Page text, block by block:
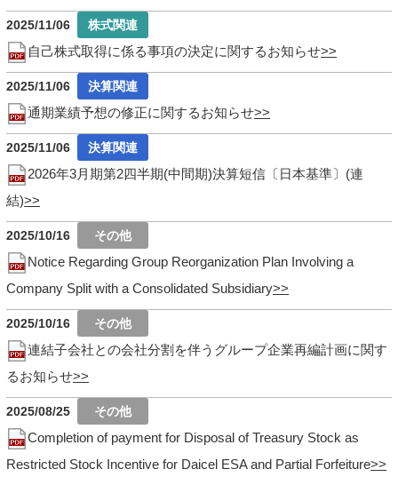
2025/11/06
自己株式取得に係る事項の決定に関するお知らせ
2025/11/06
通期業績予想の修正に関するお知らせ
2025/11/06
2026年3月期第2四半期(中間期)決算短信〔日本基準〕(連
結)
2025/10/16
Notice Regarding Group Reorganization Plan Involving a
Company Split with a Consolidated Subsidiary
2025/10/16
連結子会社との会社分割を伴うグループ企業再編計画に関す
るお知らせ
2025/08/25
Completion of payment for Disposal of Treasury Stock as
Restricted Stock Incentive for Daicel ESA and Partial Forfeiture